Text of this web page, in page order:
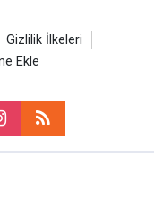
Gizlilik İlkeleri
Ekle